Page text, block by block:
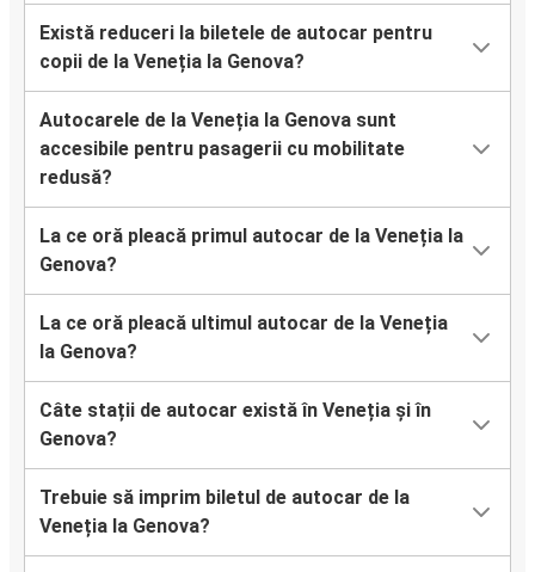
Există reduceri la biletele de autocar pentru
copii de la Veneția la Genova?
Autocarele de la Veneția la Genova sunt
accesibile pentru pasagerii cu mobilitate
redusă?
La ce oră pleacă primul autocar de la Veneția la
Genova?
La ce oră pleacă ultimul autocar de la Veneția
la Genova?
Câte stații de autocar există în Veneția și în
Genova?
Trebuie să imprim biletul de autocar de la
Veneția la Genova?